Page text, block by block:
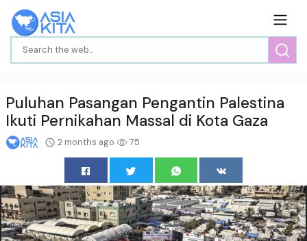
Puluhan Pasangan Pengantin Palestina
Ikuti Pernikahan Massal di Kota Gaza
2 months ago 75